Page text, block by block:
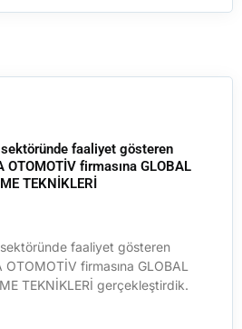
sektöründe faaliyet gösteren
firmasına GLOBAL
TEKNİKLERİ
faaliyet gösteren
firmasına GLOBAL
TEKNİKLERİ gerçekleştirdik.